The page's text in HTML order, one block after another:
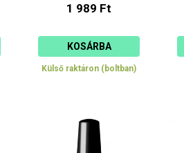
1 989 Ft
KOSÁRBA
Külső raktáron (boltban)